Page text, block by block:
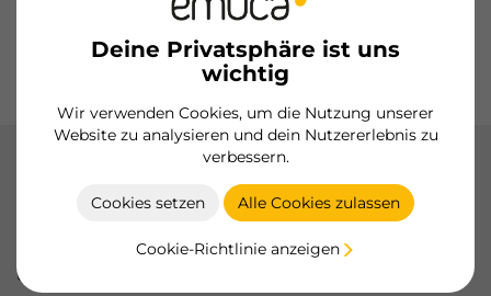
Deine Privatsphäre ist uns
wichtig
Wir verwenden Cookies, um die Nutzung unserer
Website zu analysieren und dein Nutzererlebnis zu
verbessern.
Cookies setzen Alle Cookies zulassen
Cookie-Richtlinie anzeigen
Schiebesysteme
Griffe Sockel
X92 Scharniere mit Soft Lock
Die X92-Scharniere mit Soft-Close von Emuca bieten ein
Optionen für gerade, gebogene und überstehende Arme
und einer Öffnung von 105°.